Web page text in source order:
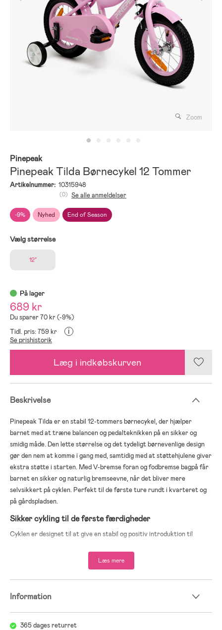
Zoom
Pinepeak
Pinepeak Tilda Børnecykel 12 Tommer
Artikelnummer: 10315948
-9% Nyhed End of Season
(0) Se alle anmeldelser
Vælg størrelse
12"
På lager
689 kr
Du sparer 70 kr (-9%)
Tidl. pris: 759 kr
i
Se prishistorik
Læg i indkøbskurven
Beskrivelse
Pinepeak Tilda er en stabil 12-tommers børnecykel, der hjælper
barnet med at træne balancen og pedalteknikken på en sikker og
smidig måde. Den lette størrelse og det tydeligt børnevenlige design
gør den nem at komme i gang med, samtidig med at støttehjulene giver
ekstra støtte i starten. Med V-bremse foran og fodbremse bagpå får
barnet en sikker og naturlig bremseevne, når det bliver mere
selvsikkert på cyklen. Perfekt til de første ture rundt i kvarteret og
på gårdspladsen.
Sikker cykling til de første færdigheder
Cyklen er designet til at give en stabil og positiv introduktion til
behagelig stilling, og den gennemtænkte størrelse passer godt til
yngre børn, der ønsker at udvikle deres cykling trin for trin.
V-bremse foran sikrer kontrolleret bremsning
Støttehjul giver ekstra stabilitet i starten
Justerbar sadelhøjde, 47–51 cm, for bedre pasform
Læs mere
Information
365 dages returret